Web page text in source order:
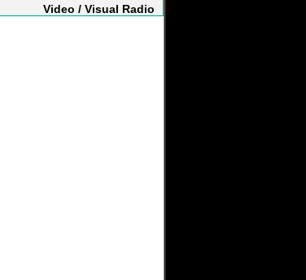
Video / Visual Radio